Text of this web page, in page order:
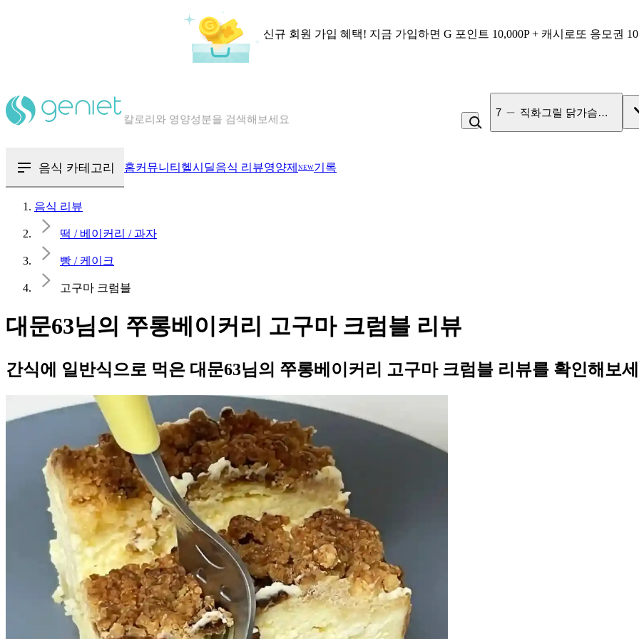
신규 회원 가입 혜택! 지금 가입하면 G 포인트 10,000P + 캐시로또 응모권
혈당 · 다이어트 음식 검색해보세요
7 직화그릴 닭가슴살 큐브
음식 카테고리 홈커뮤니티 헬시딜음식 리뷰영양제 NEW기록
음식 리뷰
떡 / 베이커리 / 과자
빵 / 케이크
고구마 크럼블
대문63님의 쭈롱베이커리 고구마 크럼블 리뷰
간식에 일반식으로 먹은 대문63님의 쭈롱베이커리 고구마 크럼블 리뷰를 확인해보